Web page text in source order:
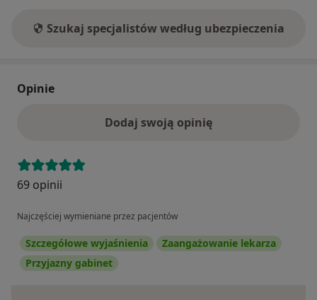
Szukaj specjalistów według ubezpieczenia
Opinie
Dodaj swoją opinię
69 opinii
Najczęściej wymieniane przez pacjentów
Szczegółowe wyjaśnienia
Zaangażowanie lekarza
Przyjazny gabinet